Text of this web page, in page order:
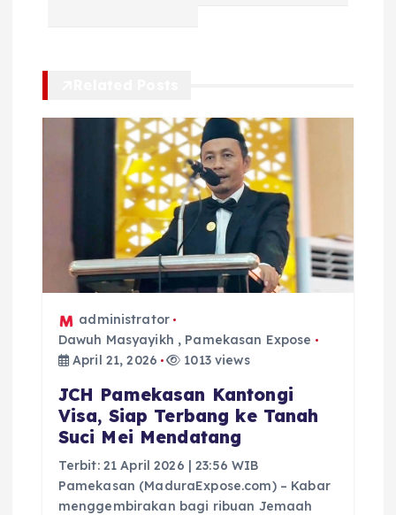
a
s
administrator
Dawuh Masyayikh , Pamekasan Expose
April 21, 2026
1013 views
JCH Pamekasan Kantongi
Visa, Siap Terbang ke Tanah
Suci Mei Mendatang
Terbit: 21 April 2026 | 23:56 WIB
Pamekasan (MaduraExpose.com) – Kabar
menggembirakan bagi ribuan Jemaah